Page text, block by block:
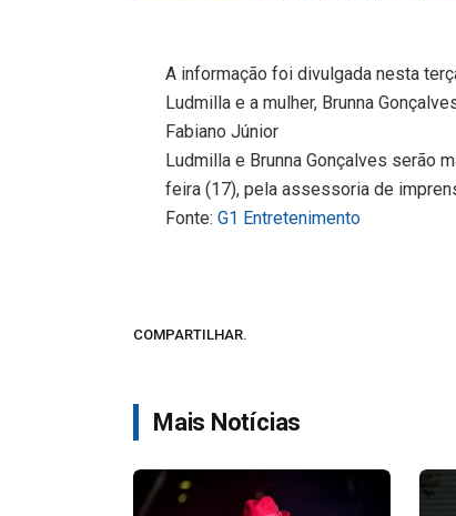
A informação foi divulgada nesta
Ludmilla e a mulher, Brunna
Fabiano Júnior
Ludmilla e Brunna Gonçalves serão
feira (17), pela assessoria de
Fonte:G1 Entretenimento
COMPARTILHAR.
Mais Notícias